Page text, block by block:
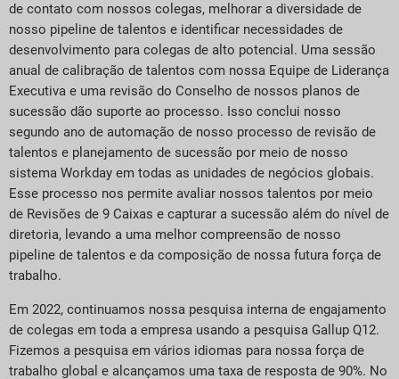
de contato com nossos colegas, melhorar a diversidade de
nosso pipeline de talentos e identificar necessidades de
desenvolvimento para colegas de alto potencial. Uma sessão
anual de calibração de talentos com nossa Equipe de Liderança
Executiva e uma revisão do Conselho de nossos planos de
sucessão dão suporte ao processo. Isso conclui nosso
segundo ano de automação de nosso processo de revisão de
talentos e planejamento de sucessão por meio de nosso
sistema Workday em todas as unidades de negócios globais.
Esse processo nos permite avaliar nossos talentos por meio
de Revisões de 9 Caixas e capturar a sucessão além do nível de
diretoria, levando a uma melhor compreensão de nosso
pipeline de talentos e da composição de nossa futura força de
trabalho.
Em 2022, continuamos nossa pesquisa interna de engajamento
de colegas em toda a empresa usando a pesquisa Gallup Q12.
Fizemos a pesquisa em vários idiomas para nossa força de
trabalho global e alcançamos uma taxa de resposta de 90%. No